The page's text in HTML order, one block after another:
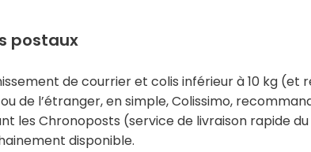
postaux
de courrier et colis inférieur à 10 kg
ou de l’étranger, en simple, Colissimo,
les Chronoposts (service de livraison rapide
disponible.